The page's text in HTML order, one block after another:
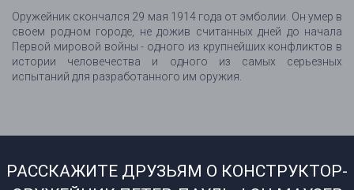
Оружейник скончался 29 мая 1914 года от эмболии. Он умер в
своем родном городе, не дожив считанных дней до начала
Первой мировой войны - одного из крупнейших конфликтов в
истории человечества и одного из самых серьезных
испытаний для разработанного им оружия.
РАССКАЖИТЕ ДРУЗЬЯМ О КОНСТРУКТОР-